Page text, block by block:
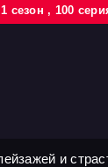
1 cезон, 100
и